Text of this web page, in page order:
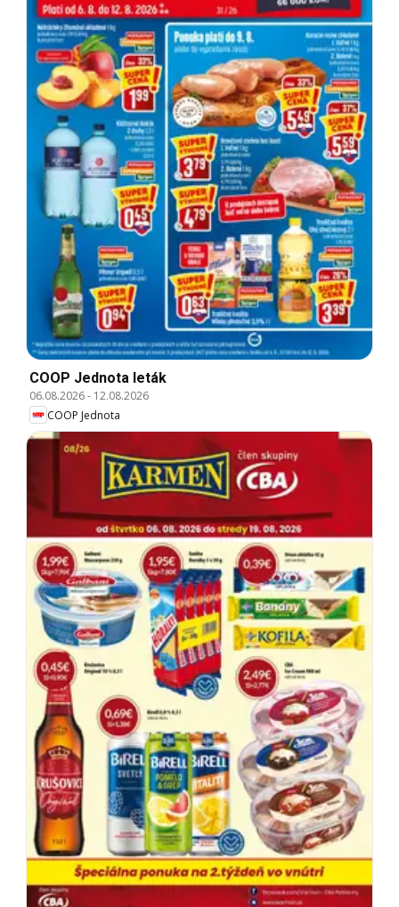
COOP Jednota leták
06.08.2026- 12.08.2026
COOP Jednota